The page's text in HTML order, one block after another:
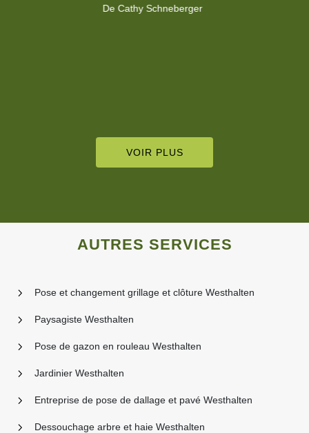
VOIR PLUS
AUTRES SERVICES
Pose et changement grillage et clôture Westhalten
Paysagiste Westhalten
Pose de gazon en rouleau Westhalten
Jardinier Westhalten
Entreprise de pose de dallage et pavé Westhalten
Dessouchage arbre et haie Westhalten